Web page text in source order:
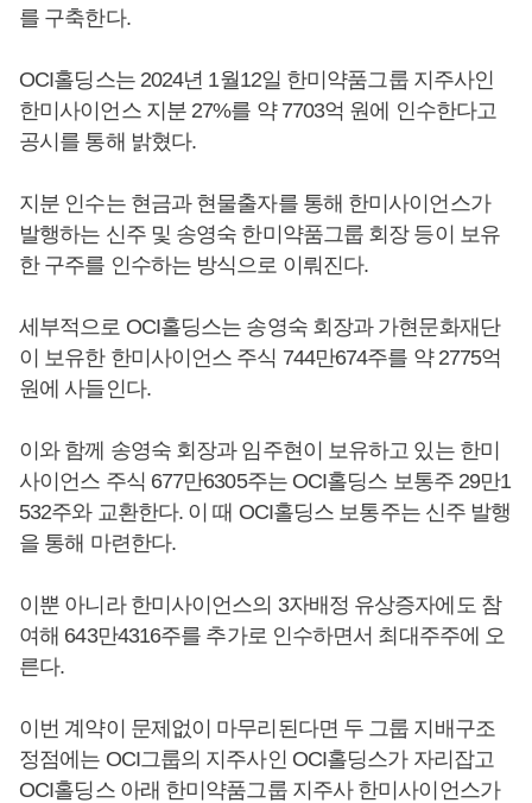
를 구축한다.
OCI홀딩스는 2024년 1월12일 한미약품그룹 지주사인
한미사이언스 지분 27%를 약 7703억 원에 인수한다고
공시를 통해 밝혔다.
지분 인수는 현금과 현물출자를 통해 한미사이언스가
발행하는 신주 및 송영숙 한미약품그룹 회장 등이 보유
한 구주를 인수하는 방식으로 이뤄진다.
세부적으로 OCI홀딩스는 송영숙 회장과 가현문화재단
이 보유한 한미사이언스 주식 744만674주를 약 2775억
원에 사들인다.
이와 함께 송영숙 회장과 임주현이 보유하고 있는 한미
사이언스 주식 677만6305주는 OCI홀딩스 보통주 29만1
532주와 교환한다. 이 때 OCI홀딩스 보통주는 신주 발행
을 통해 마련한다.
이뿐 아니라 한미사이언스의 3자배정 유상증자에도 참
여해 643만4316주를 추가로 인수하면서 최대주주에 오
른다.
이번 계약이 문제없이 마무리된다면 두 그룹 지배구조
정점에는 OCI그룹의 지주사인 OCI홀딩스가 자리잡고
OCI홀딩스 아래 한미약품그룹 지주사 한미사이언스가